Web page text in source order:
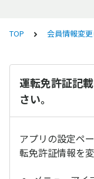
TOP 会員情報変
運転免許証記
さい。
アプリの設定ペ
転免許証情報を